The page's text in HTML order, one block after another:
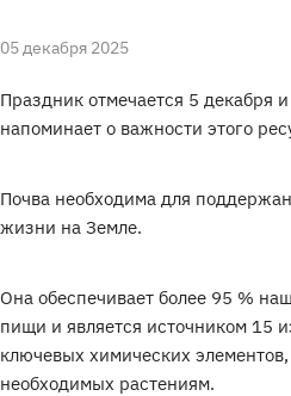
05 декабря 2025
Праздник отмечается 5 декабря и
напоминает о важности этого
Почва необходима для
жизни на Земле.
Она обеспечивает более 95 %
пищи и является источником 15
ключевых химических элементов,
необходимых растениям.